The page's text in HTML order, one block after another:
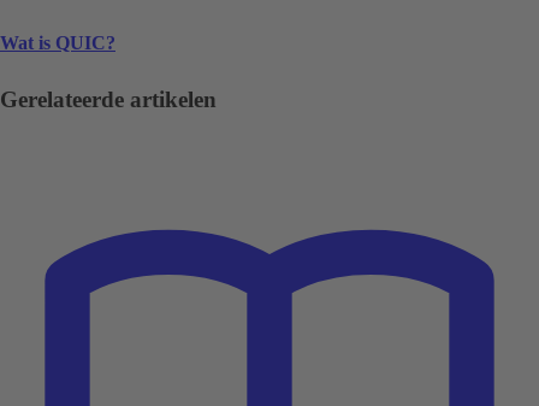
Wat is QUIC?
Gerelateerde artikelen